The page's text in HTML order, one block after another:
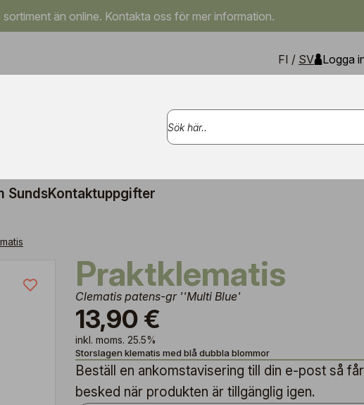
än online. Kontakta oss för mer information.
FI / SV Logga
SundsKontaktuppgifter
Praktklematis
Clematis patens-gr ''Multi Blue'
13,90 €
inkl. moms. 25.5%
Storslagen klematis med blå dubbla blommor
Beställ en ankomstavisering till din e-post så
besked när produkten är tillgänglig igen.